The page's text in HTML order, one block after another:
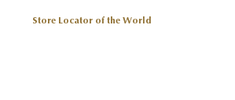
Store Locator of the World